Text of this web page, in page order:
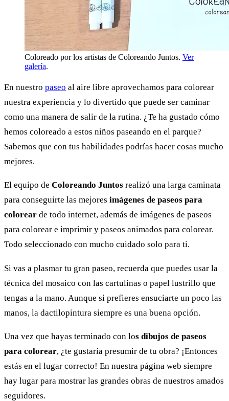
Coloreado por los artistas de Coloreando Juntos. Ver
galería.
En nuestro paseo al aire libre aprovechamos para colorear
nuestra experiencia y lo divertido que puede ser caminar
como una manera de salir de la rutina. ¿Te ha gustado cómo
hemos coloreado a estos niños paseando en el parque?
Sabemos que con tus habilidades podrías hacer cosas mucho
mejores.
El equipo de Coloreando Juntos realizó una larga caminata
para conseguirte las mejores imágenes de paseos para
colorear de todo internet, además de imágenes de paseos
para colorear e imprimir y paseos animados para colorear.
Todo seleccionado con mucho cuidado solo para ti.
Si vas a plasmar tu gran paseo, recuerda que puedes usar la
técnica del mosaico con las cartulinas o papel lustrillo que
tengas a la mano. Aunque si prefieres ensuciarte un poco las
manos, la dactilopintura siempre es una buena opción.
Una vez que hayas terminado con los dibujos de paseos
para colorear, ¿te gustaría presumir de tu obra? ¡Entonces
estás en el lugar correcto! En nuestra página web siempre
hay lugar para mostrar las grandes obras de nuestros amados
seguidores.